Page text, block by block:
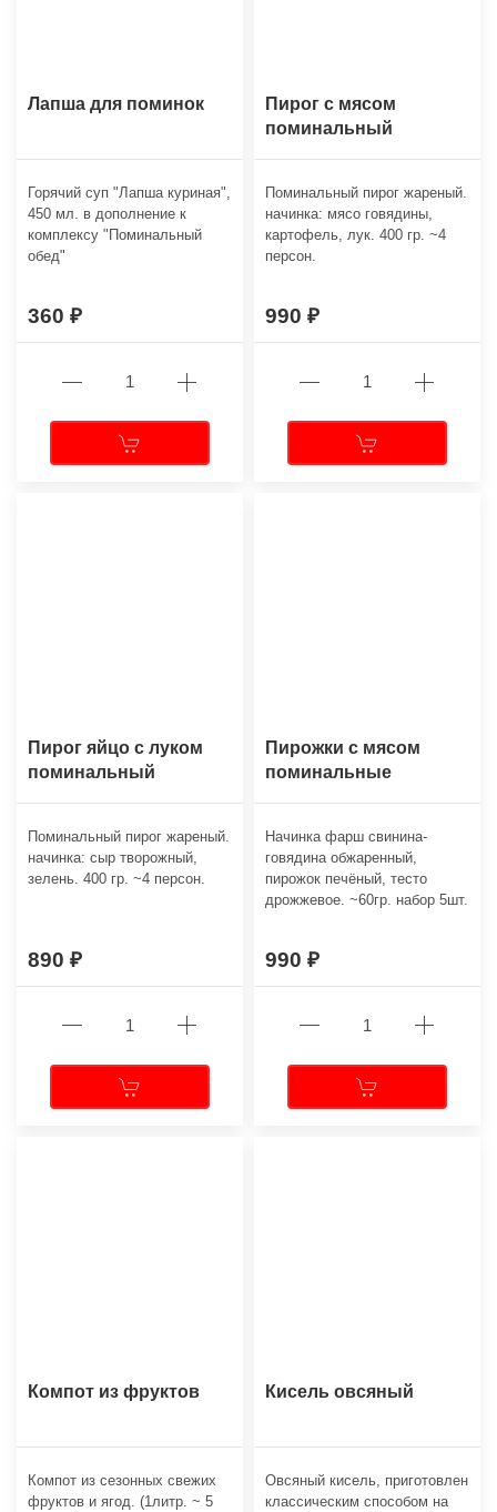
Лапша для поминок
Горячий суп "Лапша куриная",
450 мл. в дополнение к
комплексу "Поминальный
обед"
360
Пирог с мясом
поминальный
Поминальный пирог жареный.
начинка: мясо говядины,
картофель, лук. 400 гр. ~4
персон.
990
Пирог яйцо с луком
поминальный
Поминальный пирог жареный.
начинка: сыр творожный,
зелень. 400 гр. ~4 персон.
890
Пирожки с мясом
поминальные
Начинка фарш свинина-
говядина обжаренный,
пирожок печёный, тесто
дрожжевое. ~60гр. набор 5шт.
990
Компот из фруктов
Компот из сезонных свежих
фруктов и ягод. (1литр. ~ 5
Кисель овсяный
Овсяный кисель, приготовлен
классическим способом на